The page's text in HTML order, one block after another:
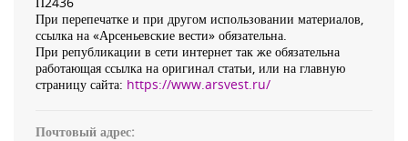
При перепечатке и при другом использовании материалов,
ссылка на «Арсеньевские вести» обязательна.
При републикации в сети интернет так же обязательна
работающая ссылка на оригинал статьи, или на главную
страницу сайта: https://www.arsvest.ru/
Почтовый адрес: